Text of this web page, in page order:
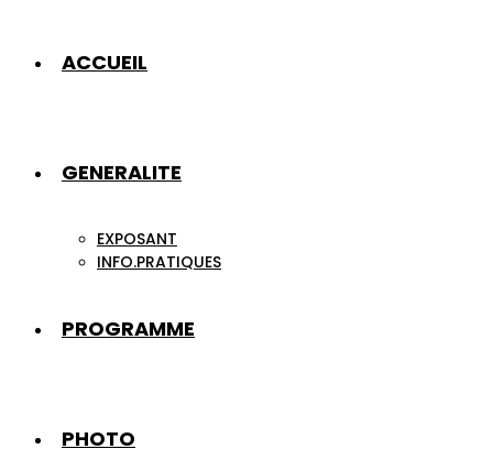
ACCUEIL
GENERALITE
EXPOSANT
INFO.PRATIQUES
PROGRAMME
PHOTO